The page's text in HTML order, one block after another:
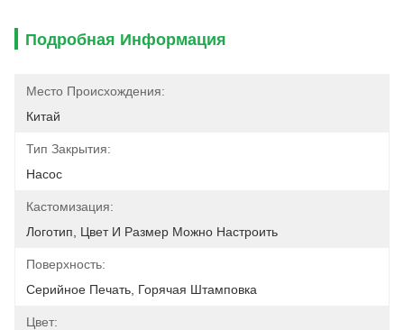
Подробная Информация
Место Происхождения:
Китай
Тип Закрытия:
Насос
Кастомизация:
Логотип, Цвет И Размер Можно Настроить
Поверхность:
Серийное Печать, Горячая Штамповка
Цвет: